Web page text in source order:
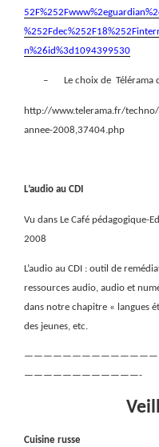
n%26id%3d1094399530
– Le choix de Télérama
http://www.telerama.fr/
annee-2008,37404.php
L’audio au CDI
Vu dans Le Café pédagogique-
2008
L’audio au CDI : outil de
ressources audio, audio et
dans notre chapitre « langues
des jeunes, etc.
————————————-
Cuisine russe